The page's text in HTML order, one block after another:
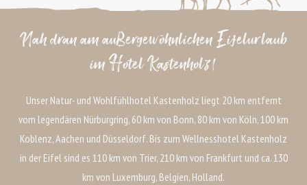
Nah dran am außergewöhnlichen Eifelurlaub
im Hotel Kastenholz!
Unser Natur- und Wohlfühlhotel Kastenholz liegt 20 km entfernt
vom legendären Nürburgring, 60 km von Bonn, 80 km von Köln, 100 km
Koblenz, Aachen und Düsseldorf. Bis zum Wellnesshotel Kastenholz
in der Eifel sind es 110 km von Trier, 210 km von Frankfurt und ca. 130
km von Luxemburg, Belgien, Holland.